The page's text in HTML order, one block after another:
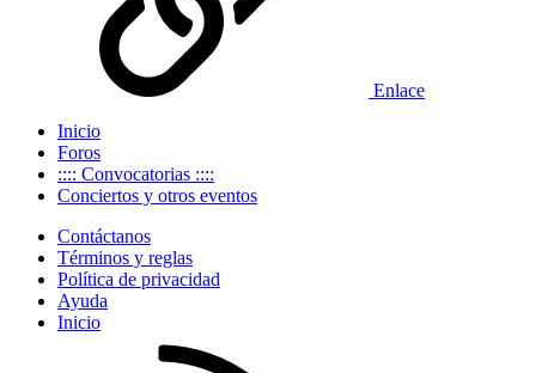
Enlace
Inicio
Foros
:::: Convocatorias ::::
Conciertos y otros eventos
Contáctanos
Términos y reglas
Política de privacidad
Ayuda
Inicio